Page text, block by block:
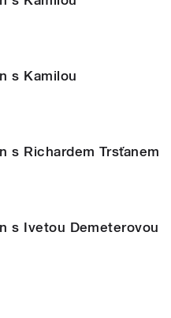
s Kamilou
s Richardem Trsťanem
s Ivetou Demeterovou